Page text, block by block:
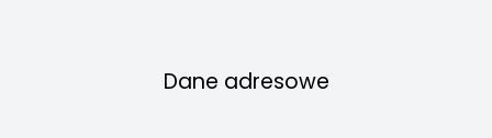
Dane adresowe